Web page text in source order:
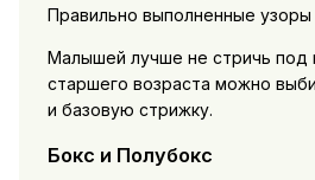
Правильно выполненные
Малышей лучше не стричь под
старшего возраста можно
и базовую стрижку.
Бокс и Полубокс